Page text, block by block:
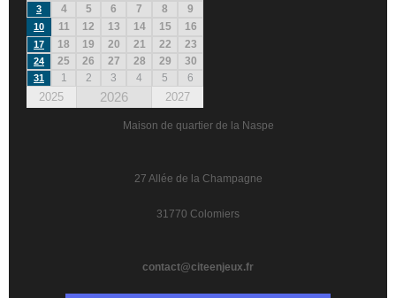
3 4 5 6 7 8 9
10 11 12 13 14 15 16
17 18 19 20 21 22 23
24 25 26 27 28 29 30
31 1 2 3 4 5 6
2025 2026 2027
Maison de quartier de la Naspe
27 Allée de la Champagne
31770 Colomiers
contact@citeenjeux.fr